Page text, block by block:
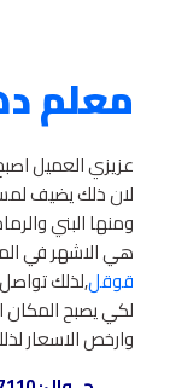
معلم
عزيزي العميل
لان ذلك يضيف
ومنها البني
هي الاشهر في
قوقل,لذلك
لكي يصبح المكان
وارخص الاسعار